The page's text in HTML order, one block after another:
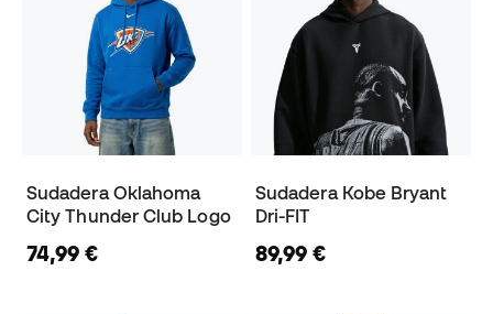
Sudadera Oklahoma
City Thunder Club Logo
74,99 €
Sudadera Kobe Bryant
Dri-FIT
89,99 €